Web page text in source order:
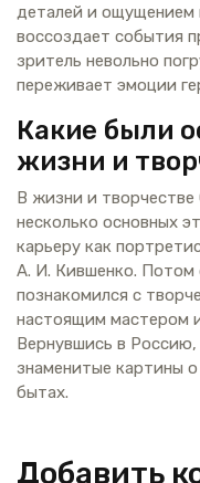
деталей и ощущением
воссоздает события
зритель невольно
переживает эмоции
Какие были
жизни и
В жизни и
несколько основных
карьеру как
А. И. Кившенко. Потом
познакомился с
настоящим мастером
Вернувшись в Россию,
знаменитые картины
бытах.
Добавить